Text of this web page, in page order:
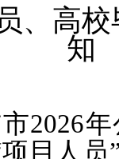
、高
知
2026
目人员